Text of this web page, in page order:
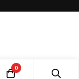
0